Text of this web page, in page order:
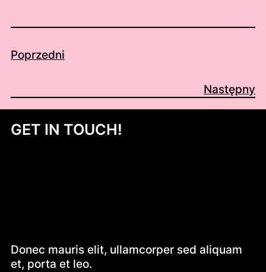
Poprzedni
Następny
GET IN TOUCH!
Donec mauris elit, ullamcorper sed aliquam
et, porta et leo.